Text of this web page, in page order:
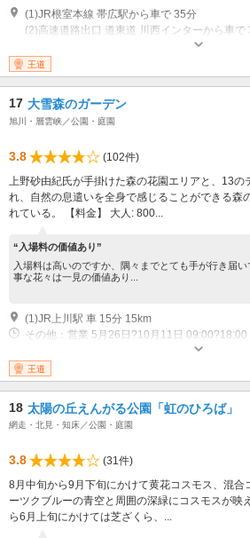
(1)JR根室本線 帯広駅から車で 35分
(2)高速道路出口 道東道 川西インターから車で
営業：4月下旬～11月上旬 8:00～18:00 休業：
王道
17 大雪森のガーデン
旭川・層雲峡／公園・庭園
3.8
(102件)
上野砂由紀氏が手掛けた森の花園エリアと、13の
れ、自然の息遣いを全身で感じることができる森
れている。 【料金】 大人: 800...
“入場料の価値あり”
入場料は高いのですか、隅々までとても手が行き届
事な花々は一見の価値あり...
(1)JR上川駅 車 15分 15km
その他：営業 5月26日?10月11日
王道
18 太陽の丘えんがる公園「虹のひろば」
網走・北見・知床／公園・庭園
3.8
(31件)
8月中旬から9月下旬にかけて黄花コスモス、混
ーツクブルーの青空と周囲の深緑にコスモスが映
ら6月上旬にかけては芝ざくら、...